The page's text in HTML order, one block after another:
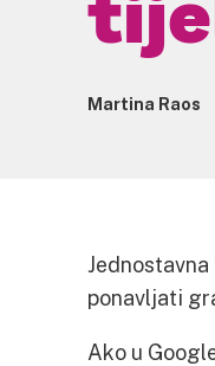
Martina Raos
ponavljati
Ako u